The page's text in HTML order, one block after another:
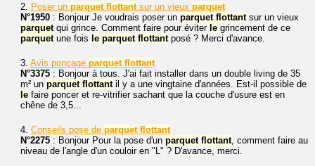
2. Poser un parquet flottant sur un vieux parquet
N°1950 : Bonjour Je voudrais poser un parquet flottant sur un vieux
parquet qui grince. Comment faire pour éviter le grincement de ce
parquet une fois le parquet flottant posé ? Merci d'avance.
3. Avis ponçage parquet flottant
N°3375 : Bonjour à tous. J'ai fait installer dans un double living de 35
m² un parquet flottant il y a une vingtaine d'années. Est-il possible de
le faire poncer et re-vitrifier sachant que la couche d'usure est en
chêne de 3,5...
4. Conseils pose de parquet flottant
N°2275 : Bonjour Pour la pose d'un parquet flottant , comment faire au
niveau de l'angle d'un couloir en "L" ? D'avance, merci.